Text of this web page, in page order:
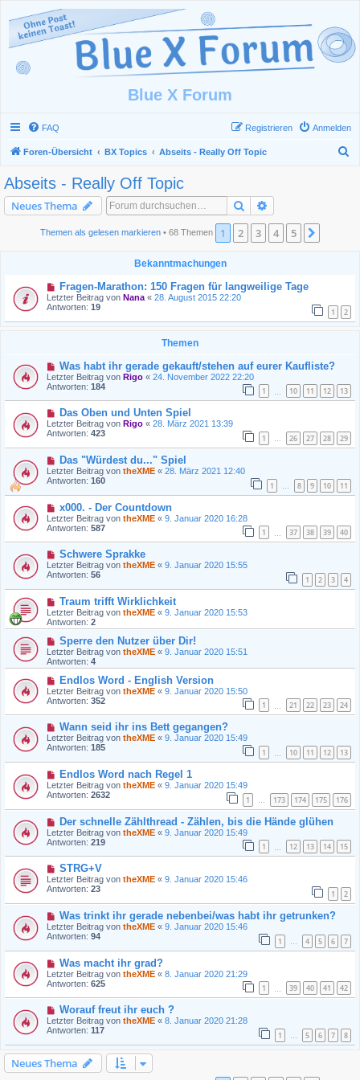
Blue X Forum
FAQ Anmelden
Registrieren
Foren-Übersicht BX Topics Abseits - Really Off Topic
Abseits - Really Off Topic
Neues Thema Suche
Themen als gelesen markieren • 68 Themen 1 2 3 4 5
Bekanntmachungen
Fragen-Marathon: 150 Fragen für langweilige Tage
Letzter Beitrag von Nana « 28. August 2015 22:20
Antworten: 19 1 2
Themen
Was habt ihr gerade gekauft/stehen auf eurer Kaufliste?
Letzter Beitrag von Rigo « 24. November 2022 22:20
Antworten: 184 1 10 11 12 13
Das Oben und Unten Spiel
Letzter Beitrag von Rigo « 28. März 2021 13:39
Antworten: 423 1 … 26 27 28 29
Das "Würdest du..." Spiel
Letzter Beitrag von theXME « 28. März 2021 12:40
Antworten: 160 1 … 8 9 10 11
x000. - Der Countdown
Letzter Beitrag von theXME « 9. Januar 2020 16:28
Antworten: 587 1 37 38 39 40
Schwere Sprakke
Letzter Beitrag von theXME « 9. Januar 2020 15:55
Antworten: 56 1 2 3 4
Traum trifft Wirklichkeit
Letzter Beitrag von theXME « 9. Januar 2020 15:53
Antworten: 2
Sperre den Nutzer über Dir!
Letzter Beitrag von theXME « 9. Januar 2020 15:51
Antworten: 4
Endlos Word - English Version
Letzter Beitrag von theXME « 9. Januar 2020 15:50
Antworten: 352 1 21 22 23 24
Wann seid ihr ins Bett gegangen?
Letzter Beitrag von theXME « 9. Januar 2020 15:49
Antworten: 185 1 10 11 12 13
Endlos Word nach Regel 1
Letzter Beitrag von theXME « 9. Januar 2020 15:49
Antworten: 2632 1 … 173 174 175 176
Der schnelle Zählthread - Zählen, bis die Hände glühen
Letzter Beitrag von theXME « 9. Januar 2020 15:49
Antworten: 219 1 12 13 14 15
STRG+V
Letzter Beitrag von theXME « 9. Januar 2020 15:46
Antworten: 23 1 2
Was trinkt ihr gerade nebenbei/was habt ihr getrunken?
Letzter Beitrag von theXME « 9. Januar 2020 15:46
Antworten: 94 1 … 4 5 6 7
Was macht ihr grad?
Letzter Beitrag von theXME « 8. Januar 2020 21:29
Antworten: 625 1 39 40 41 42
Worauf freut ihr euch ?
Letzter Beitrag von theXME « 8. Januar 2020 21:28
Antworten: 117 1 … 5 6 7 8
Neues Thema